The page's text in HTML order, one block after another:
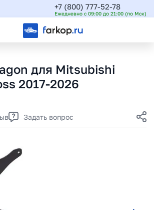
+7 (800) 777-52-78
Ежедневно с 09:00 до 21:00 (по Мск)
для Mitsubishi
2017-2026
Задать вопрос